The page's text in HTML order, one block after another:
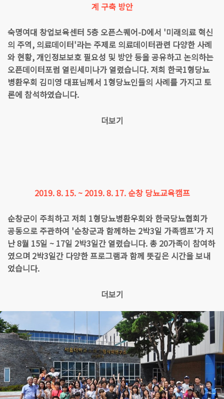
계 구축 방안
숙명여대 창업보육센터 5층 오픈스퀘어-D에서 '미래의료 혁신
의 주역, 의료데이터'라는 주제로 의료데이터관련 다양한 사례
와 현황, 개인정보보호 필요성 및 방안 등을 공유하고 논의하는
오픈데이터포럼 열린세미나가 열렸습니다. 저희 한국1형당뇨
병환우회 김미영 대표님께서 1형당뇨인들의 사례를 가지고 토
론에 참석하였습니다.
더보기
2019. 8. 15. ~ 2019. 8. 17. 순창 당뇨교육캠프
순창군이 주최하고 저희 1형당뇨병환우회와 한국당뇨협회가
공동으로 주관하여 '순창군과 함께하는 2박3일 가족캠프'가 지
난 8월 15일 ~ 17일 2박3일간 열렸습니다. 총 20가족이 참여하
였으며 2박3일간 다양한 프로그램과 함께 뜻깊은 시간을 보내
었습니다.
더보기